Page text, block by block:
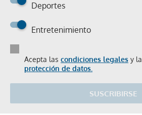
Deportes
Entretenimiento
Acepta las condiciones legales y la
protección de datos.
SUSCRIBIRSE